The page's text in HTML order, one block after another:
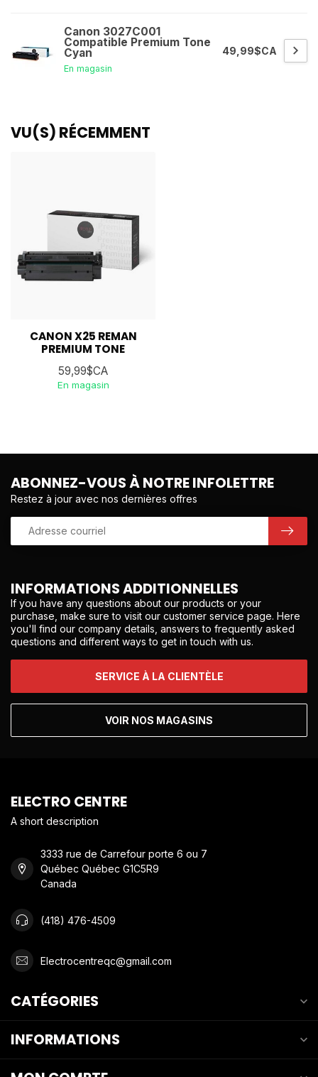
Canon 3027C001
Compatible Premium Tone
Cyan
En magasin
49,99$CA
VU(S) RÉCEMMENT
CANON X25 REMAN
PREMIUM TONE
59,99$CA
En magasin
INFORMATIONS ADDITIONNELLES
If you have any questions about our products or your
purchase, make sure to visit our customer service page. Here
you'll find our company details, answers to frequently asked
questions and different ways to get in touch with us.
SERVICE À LA CLIENTÈLE
VOIR NOS MAGASINS
ABONNEZ-VOUS À NOTRE INFOLETTRE
Restez à jour avec nos dernières offres
ELECTRO CENTRE
A short description
3333 rue de Carrefour porte 6 ou 7
Québec Québec G1C5R9
Canada
(418) 476-4509
Electrocentreqc@gmail.com
CATÉGORIES
INFORMATIONS